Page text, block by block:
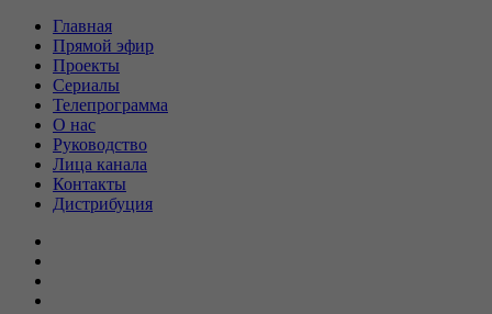
Главная
Прямой эфир
Проекты
Сериалы
Телепрограмма
О нас
Руководство
Лица канала
Контакты
Дистрибуция